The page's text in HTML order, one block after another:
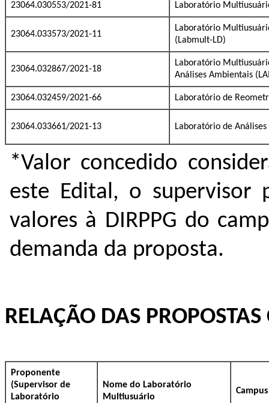
23064.030553/2021-81 Laboratório
23064.033573/2021-11
Laboratório
(Labmult-LD)
23064.032867/2021-18
Laboratório
Análises Ambientais
23064.032459/2021-66 Laboratório de
23064.033661/2021-13 Laboratório de Análises
*Valor concedido
este Edital, o supervisor
valores à DIRPPG do
demanda da proposta.
RELAÇÃO DAS
Proponente
(Supervisor de
Laboratório
Nome do Laboratório
Multiusuário
Campus